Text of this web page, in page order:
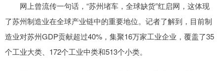
网上曾流传一句话，“苏州堵车，全球缺货”红启网，这体现
了苏州制造业在全球产业链中的重要地位。记者了解到，目前制
造业对苏州GDP贡献超过40%，集聚16万家工业企业，覆盖了35
个工业大类、172个工业中类和513个小类。